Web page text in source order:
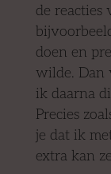
de reacties
doen en
wilde. Dan
ik daarna
Precies
je dat ik
extra kan